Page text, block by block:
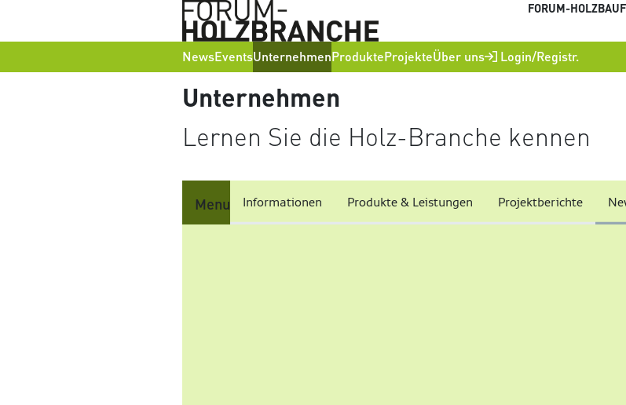
FORUM-HOLZBAU
NewsEventsUnternehmenProdukteProjekteÜber uns Login/Registr.
Unternehmen
Lernen Sie die Holz-Branche kennen
Menu Informationen Produkte & Leistungen Projektberichte